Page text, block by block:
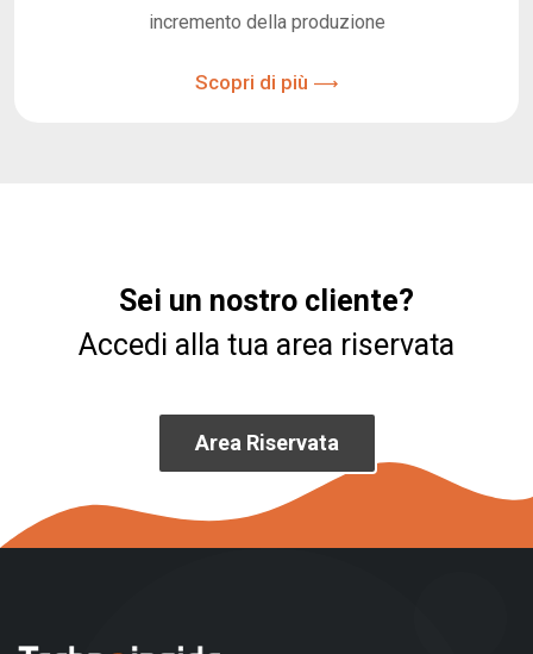
incremento della produzione
Scopri di più
Sei un nostro cliente?
Accedi alla tua area riservata
Area Riservata